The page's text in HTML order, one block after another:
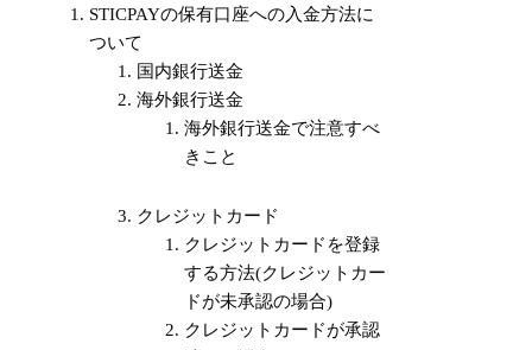
STICPAYの保有口座への入金方法に
ついて
国内銀行送金
海外銀行送金
海外銀行送金で注意すべ
きこと
クレジットカード
クレジットカードを登録
する方法(クレジットカー
ドが未承認の場合)
クレジットカードが承認